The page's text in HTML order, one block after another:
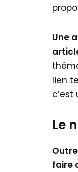
Une
lien
Le
faire